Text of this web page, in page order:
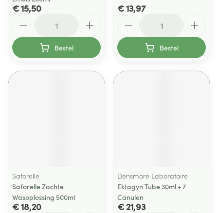
€ 15,50
Bestel
€ 13,97
Bestel
Saforelle
Saforelle Zachte
Wasoplossing 500ml
€ 18,20
Densmore Laboratoire
Ektagyn Tube 30ml + 7
Canulen
€ 21,93